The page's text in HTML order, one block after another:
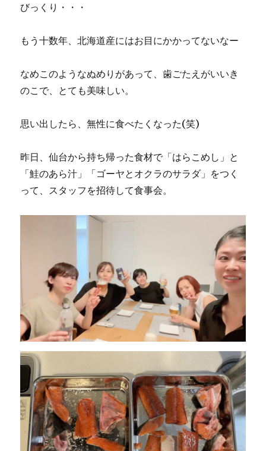
びっくり・・・
もう十数年、北海道産にはお目にかかってないなー
なめこのようなぬめりがあって、歯ごたえがいいき
のこで、とても美味しい。
思い出したら、無性に食べたくなった(笑)
昨日、仙台から持ち帰った食材で「はらこめし」と
「鮭のあら汁」「ゴーヤとオクラのサラダ」をつく
って、スタッフを招待して食事会。